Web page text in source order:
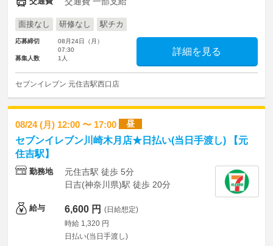
面接なし 研修なし 駅チカ
応募締切
08月24日（月）
07:30
募集人数
1人
詳細を見る
セブンイレブン 元住吉駅西口店
08/24 (月) 12:00 〜 17:00 昼
セブンイレブン川崎木月店★日払い(当日手渡し) 【元
住吉駅】
勤務地
元住吉駅 徒歩 5分
日吉(神奈川県)駅 徒歩 20分
給与 6,600 円 (日給想定)
時給 1,320 円
日払い(当日手渡し)